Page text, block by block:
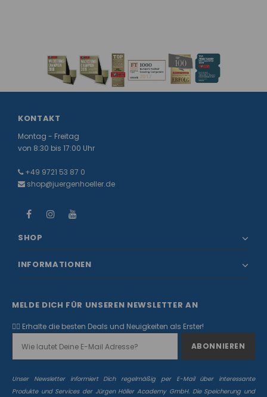
KONTAKT
Montag - Freitag
von 8:30 bis 17:00 Uhr
+49 9721 53 87 0
shop@juergenhoeller.de
SHOP
INFORMATIONEN
MELDE DICH FÜR UNSEREN NEWSLETTER AN
✌🏻 Erhalte die besten Deals und Neuigkeiten als Erster!
Unser Newsletter informiert Dich regelmäßig per E-Mail über interessante
Produkte und Services der Jürgen Höller Academy GmbH. Die Speicherung und